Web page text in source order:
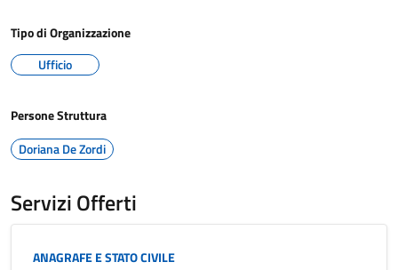
Tipo di Organizzazione
Ufficio
Persone Struttura
Doriana De Zordi
Servizi Offerti
Categoria:
ANAGRAFE E STATO CIVILE